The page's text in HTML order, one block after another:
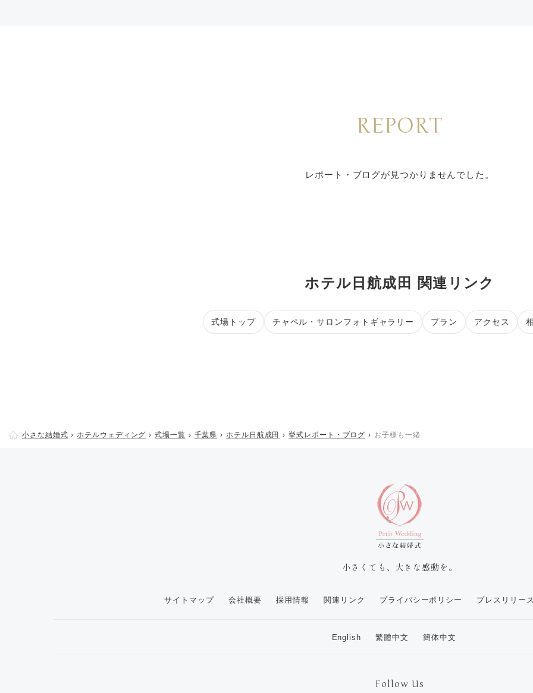
REPORT
レポート・ブログが見つかりませんでした。
ホテル日航成田 関連リンク
式場トップ チャペル・サロンフォトギャラリー プラン アクセス
小さな結婚式 ホテルウェディング 式場一覧 千葉県 ホテル日航成田 挙式レポート・ブログ お子様も一緒
小さくても、大きな感動を。
サイトマップ 会社概要 採用情報 関連リンク プライバシーポリシー プレスリリース
English 繁體中文 簡体中文
Follow Us